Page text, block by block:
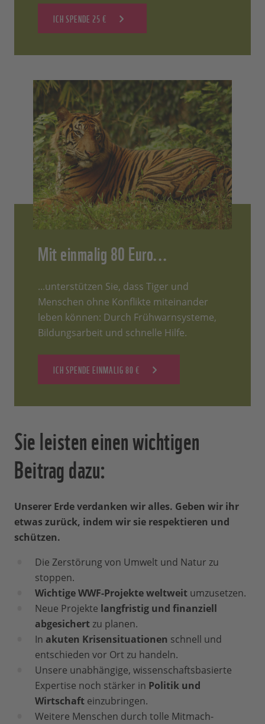
ICH SPENDE 25 €
Mit einmalig 80 Euro...
...unterstützen Sie, dass Tiger und
Menschen ohne Konflikte miteinander
leben können: Durch Frühwarnsysteme,
Bildungsarbeit und schnelle Hilfe.
ICH SPENDE EINMALIG 80 €
Sie leisten einen wichtigen
Beitrag dazu:
Unserer Erde verdanken wir alles. Geben wir ihr
etwas zurück, indem wir sie respektieren und
schützen.
Die Zerstörung von Umwelt und Natur zu
stoppen.
Wichtige WWF-Projekte weltweit umzusetzen.
Neue Projekte langfristig und finanziell
abgesichertzu planen.
In akuten Krisensituationen schnell und
entschieden vor Ort zu handeln.
Unsere unabhängige, wissenschaftsbasierte
Expertise noch stärker in Politik und
Wirtschaft einzubringen.
Weitere Menschen durch tolle Mitmach-